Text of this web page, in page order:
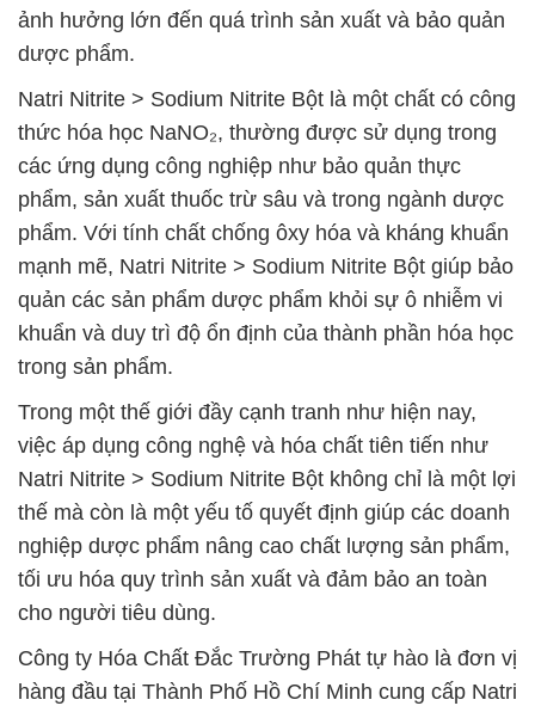
ảnh hưởng lớn đến quá trình sản xuất và bảo quản
dược phẩm.
Natri Nitrite > Sodium Nitrite Bột là một chất có công
thức hóa học NaNO₂, thường được sử dụng trong
các ứng dụng công nghiệp như bảo quản thực
phẩm, sản xuất thuốc trừ sâu và trong ngành dược
phẩm. Với tính chất chống ôxy hóa và kháng khuẩn
mạnh mẽ, Natri Nitrite > Sodium Nitrite Bột giúp bảo
quản các sản phẩm dược phẩm khỏi sự ô nhiễm vi
khuẩn và duy trì độ ổn định của thành phần hóa học
trong sản phẩm.
Trong một thế giới đầy cạnh tranh như hiện nay,
việc áp dụng công nghệ và hóa chất tiên tiến như
Natri Nitrite > Sodium Nitrite Bột không chỉ là một lợi
thế mà còn là một yếu tố quyết định giúp các doanh
nghiệp dược phẩm nâng cao chất lượng sản phẩm,
tối ưu hóa quy trình sản xuất và đảm bảo an toàn
cho người tiêu dùng.
Công ty Hóa Chất Đắc Trường Phát tự hào là đơn vị
hàng đầu tại Thành Phố Hồ Chí Minh cung cấp Natri